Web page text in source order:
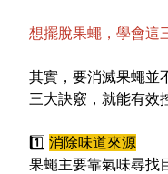
想擺脫果蠅，學會這
其實，要消滅果蠅並
三大訣竅，就能有效
1️ 消除味道來源
果蠅主要靠氣味尋找